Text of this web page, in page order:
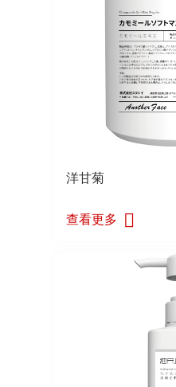
洋甘菊
查看更多